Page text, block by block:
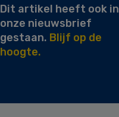
Dit artikel heeft ook in
onze nieuwsbrief
gestaan. Blijf op de
hoogte.